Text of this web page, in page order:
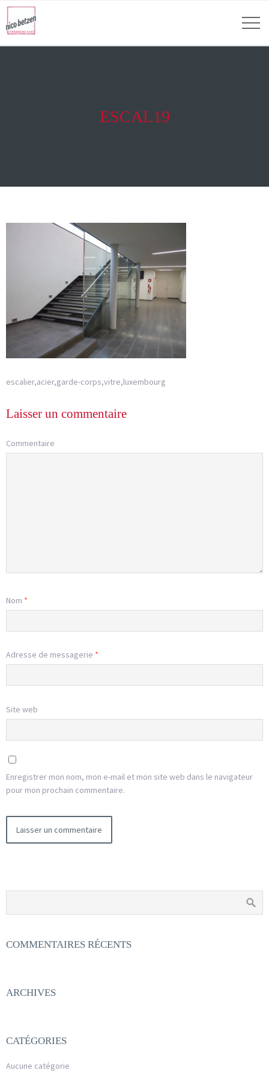
ESCAL19
escalier,acier,garde-corps,vitre,luxembourg
Laisser un commentaire
Commentaire
Nom *
Adresse de messagerie *
Site web
Enregistrer mon nom, mon e-mail et mon site web dans le navigateur
pour mon prochain commentaire.
COMMENTAIRES RÉCENTS
ARCHIVES
CATÉGORIES
Aucune catégorie